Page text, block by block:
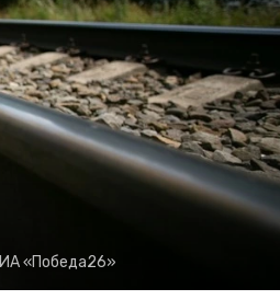
ИА «Победа26»